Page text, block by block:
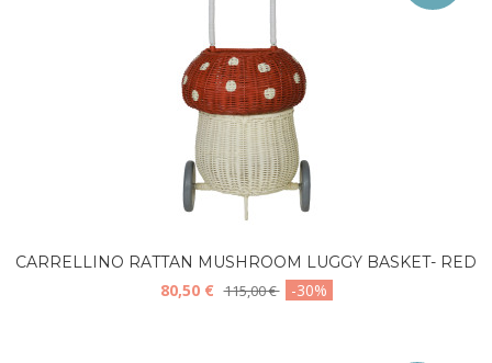
CARRELLINO RATTAN MUSHROOM LUGGY BASKET- RED
80,50 € 115,00 € -30%